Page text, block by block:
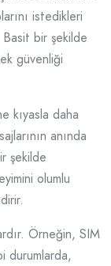
istedikleri
bir şekilde
güvenliği
kıyasla daha
anında
şekilde
olumlu
Örneğin, SIM
durumlarda,